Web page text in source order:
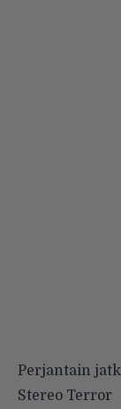
Perjantain
Stereo Terror